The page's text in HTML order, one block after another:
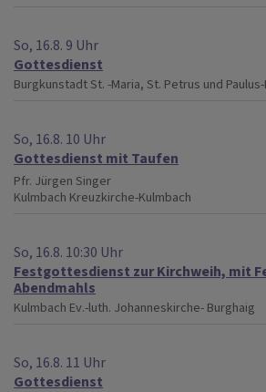
So, 16.8. 9 Uhr
Gottesdienst
BurgkunstadtSt. -Maria, St. Petrus und
So, 16.8. 10 Uhr
Gottesdienst mit Taufen
Pfr. Jürgen Singer
Kulmbach Kreuzkirche-Kulmbach
So, 16.8. 10:30 Uhr
Festgottesdienst zur Kirchweih, mit
Abendmahls
Kulmbach Ev.-luth. Johanneskirche- Burghaig
So, 16.8. 11 Uhr
Gottesdienst